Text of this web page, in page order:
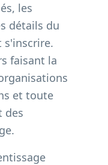
les
détails du
s'inscrire.
faisant la
et toute
des